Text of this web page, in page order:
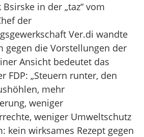
in der „taz“ vom
der
Ver.di wandte
gegen die Vorstellungen der
Ansicht bedeutet das
FDP: „Steuern runter, den
mehr
weniger
weniger Umweltschutz
kein wirksames Rezept gegen